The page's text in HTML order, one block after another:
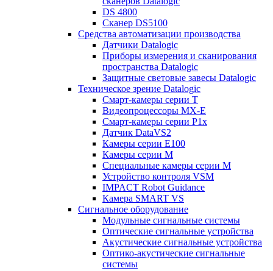
DS 4800
Сканер DS5100
Средства автоматизации производства
Датчики Datalogic
Приборы измерения и сканирования
пространства Datalogic
Защитные световые завесы Datalogic
Техническое зрение Datalogic
Смарт-камеры серии T
Видеопроцессоры MX-E
Смарт-камеры серии P1x
Датчик DataVS2
Камеры серии E100
Камеры серии M
Специальные камеры серии M
Устройство контроля VSM
IMPACT Robot Guidance
Камера SMART VS
Cигнальное оборудование
Модульные сигнальные системы
Оптические сигнальные устройства
Акустические сигнальные устройства
Оптико-акустические сигнальные
системы